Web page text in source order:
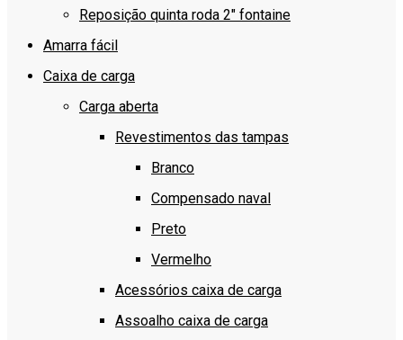
Reposição quinta roda 2″ fontaine
Amarra fácil
Caixa de carga
Carga aberta
Revestimentos das tampas
Branco
Compensado naval
Preto
Vermelho
Acessórios caixa de carga
Assoalho caixa de carga